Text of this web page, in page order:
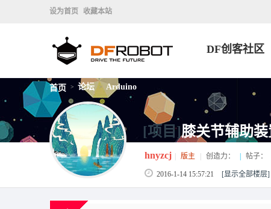
设为首页 收藏本站
DF创客社区
首页 > 论坛 > Arduino
[项目]膝关节辅助
hnyzcj 版主 创造力： 帖子：
2016-1-14 15:57:21 [显示全部楼层]